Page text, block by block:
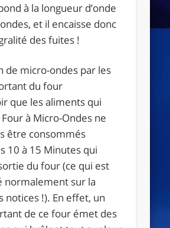
à la longueur d’onde
et il encaisse donc
des fuites !
de micro-ondes par les
du four
que les aliments qui
à Micro-Ondes ne
être consommés
10 à 15 Minutes qui
du four(ce qui est
normalement sur la
notices !). En effet, un
de ce four émet des